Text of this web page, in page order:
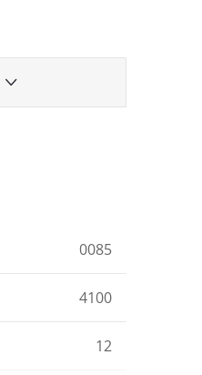
0085
4100
12